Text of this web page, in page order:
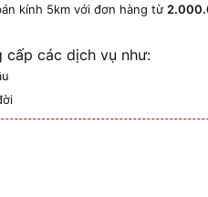
kính 5km với đơn hàng từ
cấp các dịch vụ như:
2GB cho dòng S7-1X00